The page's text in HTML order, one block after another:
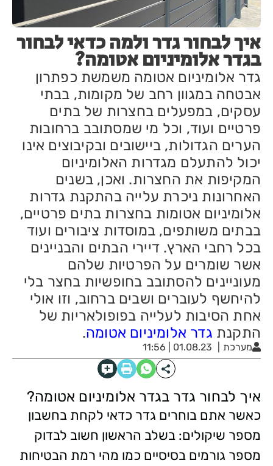
איך לבחור גדר ולמה כדאי לבחור
בגדר אלומיניום אטומה?
גדר אלומיניום אטומה משמשת כפתרון
אבטחה במגוון רחב של מקומות, בבתי
עסקים, במפעלים בחצרות של בתים
פרטיים ועוד, וכל מי שמסתובב ברחובות
הערים הגדולות, ביישובים ובקיבוצים אינו
יכול להתעלם מגדרות האלומיניום
המקיפות את החצרות. ואכן, בשנים
האחרונות ניכרת עלייה בהתקנת גדרות
אלומיניום אטומות בחצרות בתים פרטיים,
בבתים משותפים, במוסדות ציבורים ועוד
בכל רחבי הארץ. דיירי הבתים והבניינים
אשר שומרים על הפרטיות שלהם
מעוניינים להסתובב בחופשיות בחצר בלי
להיחשף לעוברים ושבים ברחוב, וזו אולי
אחת הסיבות לעלייה בפופולאריות של
התקנת גדר אלומיניום אטומה.
מערכת 01.08.23 | 11:56
איך לבחור גדר בגדר אלומיניום אטומה?
כאשר אתם בוחרים גדר כדאי לקחת בחשבון
מספר שיקולים: בשלב הראשון חשוב לבדוק
מספר גורמים בסיסיים כמו מהי רמת הבטיחות